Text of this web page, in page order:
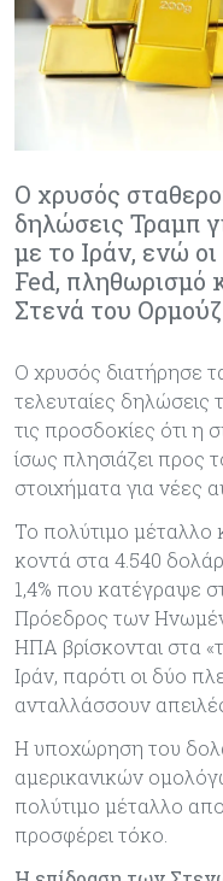
Ο χρυσός
δηλώσεις Τραμπ
με το Ιράν, ενώ
Fed, πληθωρισμό
Στενά του Ορμούζ
Ο χρυσός διατήρησε
τελευταίες
τις προσδοκίες ότι
ίσως πλησιάζει προς
στοιχήματα για νέες
Το πολύτιμο μέταλλο
κοντά στα 4.540
1,4% που κατέγραψε
Πρόεδρος των
ΗΠΑ βρίσκονται στα
Ιράν, παρότι οι δύο
ανταλλάσσουν
Η υποχώρηση του
αμερικανικών
πολύτιμο μέταλλο
προσφέρει τόκο.